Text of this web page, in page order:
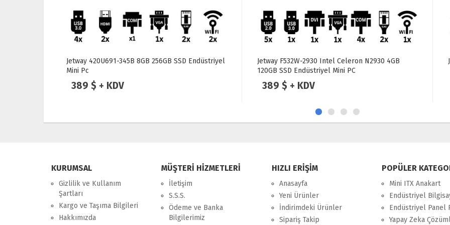
Jetway F532W-2930 Intel Celeron N2930 4GB
120GB SSD Endüstriyel Mini PC
389 $ + KDV
Jetway SP203 J1900 8GB 128SSD Mini PC
189 $ + KDV
KURUMSAL
Gizlilik ve Kullanım
Şartları
Kargo ve Taşıma Bilgileri
Hakkımızda
MÜŞTERİ HİZMETLERİ
İletişim
S.S.S.
Ödeme ve Banka
Bilgilerimiz
HIZLI ERİŞİM
Anasayfa
Yeni Ürünler
İndirimdeki Ürünler
Sipariş Takip
POPÜLER
Mini ITX Anakart
Endüstriyel
Endüstriyel Panel
Yapay Zeka